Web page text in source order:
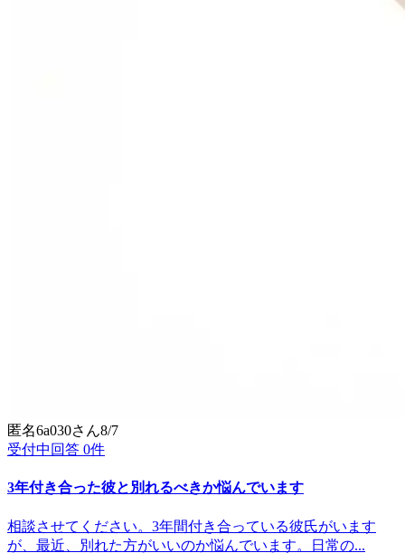
匿名6a030さん8/7
受付中 回答 0件
3年付き合った彼と別れるべきか悩んでいます
相談させてください。3年間付き合っている彼氏がいます
が、最近、別れた方がいいのか悩んでいます。日常の...